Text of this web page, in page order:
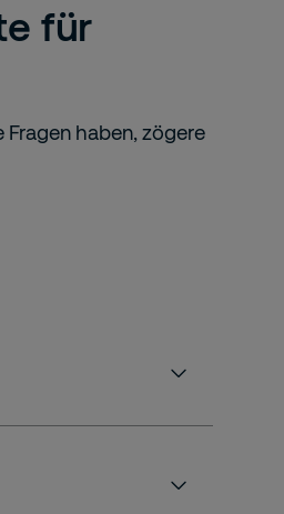
für
haben, zögere